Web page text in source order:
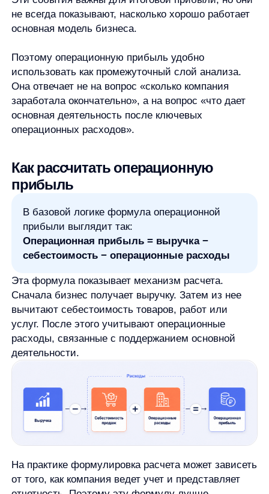
Операционная прибыль = выручка −
себестоимость − операционные расходы
Сначала бизнес получает выручку. Затем из нее
вычитают себестоимость товаров, работ или
услуг. После этого учитывают операционные
расходы, связанные с поддержанием основной
деятельности.
от того, как компания ведет учет и представляет
отчетность. Поэтому эту формулу лучше
воспринимать как объяснение базовой логики,
а не как универсальную инструкцию для всех
форм отчетности и стандартов.
выручка— деньги, которые компания получает
от продажи товаров или услуг;
себестоимость— расходы, напрямую
связанные с производством или покупкой
проданных товаров, выполнением работ или
оказанием услуг;
операционные расходы
Если у компании высокая выручка, но быстро
растут расходы на производство, продажи, аренду,
персонал и управление, операционная прибыль
может снижаться. Это важный сигнал: бизнес
продает много, но зарабатывает на основной
деятельности хуже.
Какие расходы учитывать в расчете
В расчет операционной прибыли обычно входят